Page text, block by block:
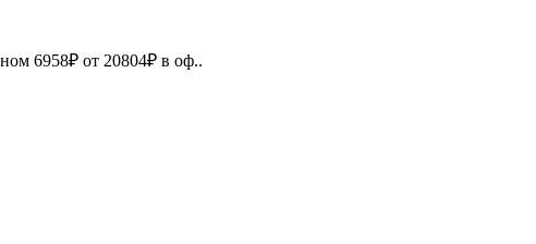
6958₽ от 20804₽ в оф..